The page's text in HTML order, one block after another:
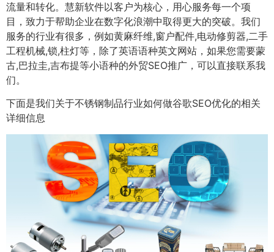
流量和转化。慧新软件以客户为核心，用心服务每一个项
目，致力于帮助企业在数字化浪潮中取得更大的突破。我们
服务的行业有很多，例如黄麻纤维,窗户配件,电动修剪器,二手
工程机械,锁,柱灯等，除了英语语种英文网站，如果您需要蒙
古,巴拉圭,吉布提等小语种的外贸SEO推广，可以直接联系我
们。
下面是我们关于不锈钢制品行业如何做谷歌SEO优化的相关
详细信息